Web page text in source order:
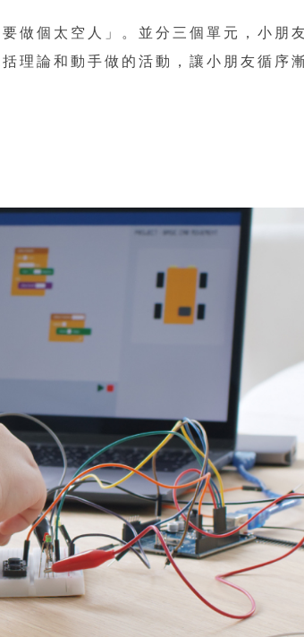
做個太空人」。並分三個單元，小朋
理論和動手做的活動，讓小朋友循序